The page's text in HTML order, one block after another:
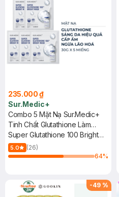
235.000 ₫
Sur.Medic+
Combo 5 Mặt Nạ Sur.Medic+
Tinh Chất Glutathione Làm
Sáng Da 30g
Super Glutathione 100 Bright
Mask
5.0
(26)
64%
-49 %